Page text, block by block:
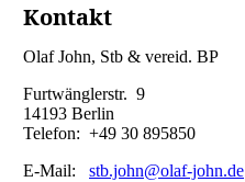
Kontakt
Olaf John, Stb & vereid. BP
Furtwänglerstr. 9
14193 Berlin
Telefon: +49 30 895850
E-Mail: stb.john@olaf-john.de